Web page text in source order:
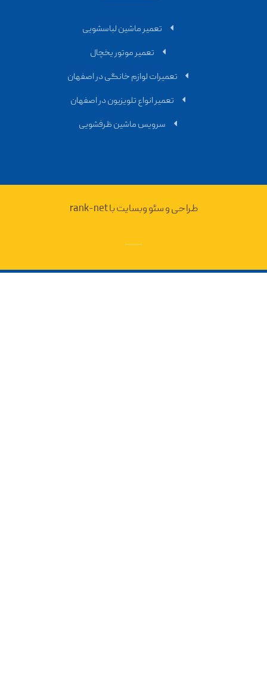
تعمیر ماشین لباسشویی
تعمیر موتور یخچال
تعمیرات لوازم خانگی در اصفهان
تعمیر انواع تلویزیون در اصفهان
سرویس ماشین ظرفشویی
طراحی و سئو وبسایت با rank-net